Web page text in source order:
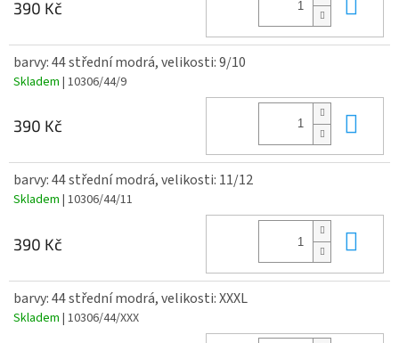
390 Kč
barvy: 44 střední modrá, velikosti: 9/10
Skladem | 10306/44/9
390 Kč
barvy: 44 střední modrá, velikosti: 11/12
Skladem | 10306/44/11
390 Kč
barvy: 44 střední modrá, velikosti: XXXL
Skladem | 10306/44/XXX